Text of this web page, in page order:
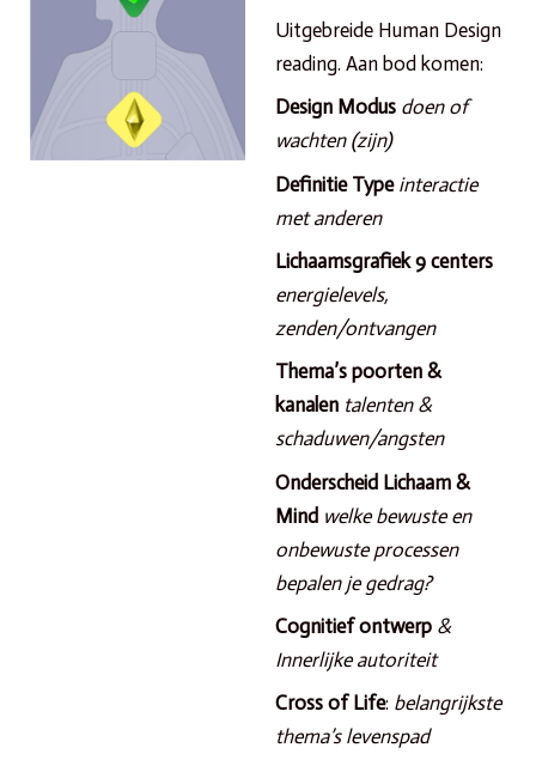
Uitgebreide Human Design
reading. Aan bod komen:
Design Modus doen of
wachten (zijn)
Definitie Type interactie
met anderen
Lichaamsgrafiek 9 centers
energielevels,
zenden/ontvangen
Thema’s poorten &
kanalen talenten &
schaduwen/angsten
Onderscheid Lichaam &
Mind welke bewuste en
onbewuste processen
bepalen je gedrag?
Cognitief ontwerp &
Innerlijke autoriteit
Cross of Life: belangrijkste
thema’s levenspad